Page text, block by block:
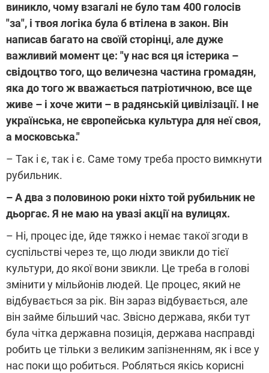
виникло, чому взагалі не було там 400 голосів
"за", і твоя логіка була б втілена в закон. Він
написав багато на своїй сторінці, але дуже
важливий момент це: "у нас вся ця істерика –
свідоцтво того, що величезна частина громадян,
яка до того ж вважається патріотичною, все ще
живе – і хоче жити – в радянській цивілізації. І не
українська, не європейська культура для неї своя,
а московська."
– Так і є, так і є. Саме тому треба просто вимкнути
рубильник.
– А два з половиною роки ніхто той рубильник не
дьоргає. Я не маю на увазі акції на вулицях.
– Ні, процес іде, йде тяжко і немає такої згоди в
суспільстві через те, що люди звикли до тієї
культури, до якої вони звикли. Це треба в голові
змінити у мільйонів людей. Це процес, який не
відбувається за рік. Він зараз відбувається, але
він займе більший час. Звісно держава, якби тут
була чітка державна позиція, держава насправді
робить це тільки з великим запізненням, як і все у
нас поки що робиться. Робляться якісь корисні